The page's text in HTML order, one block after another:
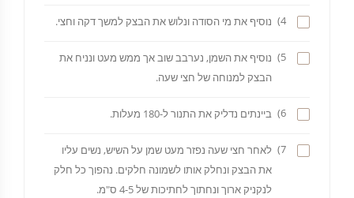
4) נוסיף את מי הסודה ונלוש את הבצק למשך דקה וחצי.
5)
נוסיף את השמן, נערבב שוב אך ממש מעט ונניח את
הבצק למנוחה של חצי שעה.
6) ביינתים נדליק את התנור ל-180 מעלות.
7)
לאחר חצי שעה נפזר מעט שמן על השיש, נשים עליו
את הבצק ונחלק אותו לשמונה חלקים. נהפוך כל חלק
לנקניק ארוך ונחתוך לחתיכות של 4-5 ס"מ.